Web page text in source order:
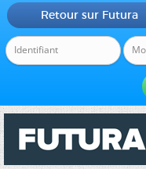
Retour sur Futura